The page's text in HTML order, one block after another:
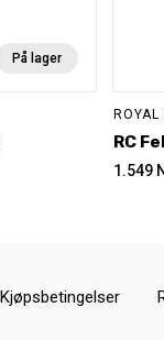
På lager
ROYAL
RC
1.549
Kjøpsbetingelser